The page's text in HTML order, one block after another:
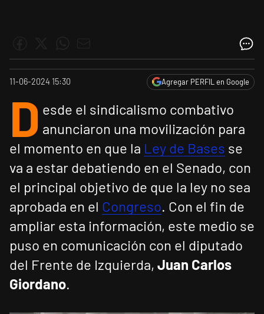
11-06-2024 15:30 Agregar PERFIL en Google
D esde el sindicalismo combativo
anunciaron una movilización para
el momento en que la Ley de Bases se
va a estar debatiendo en el Senado, con
el principal objetivo de que la ley no sea
aprobada en el Congreso. Con el fin de
ampliar esta información, este medio se
puso en comunicación con el diputado
del Frente de Izquierda, Juan Carlos
Giordano.